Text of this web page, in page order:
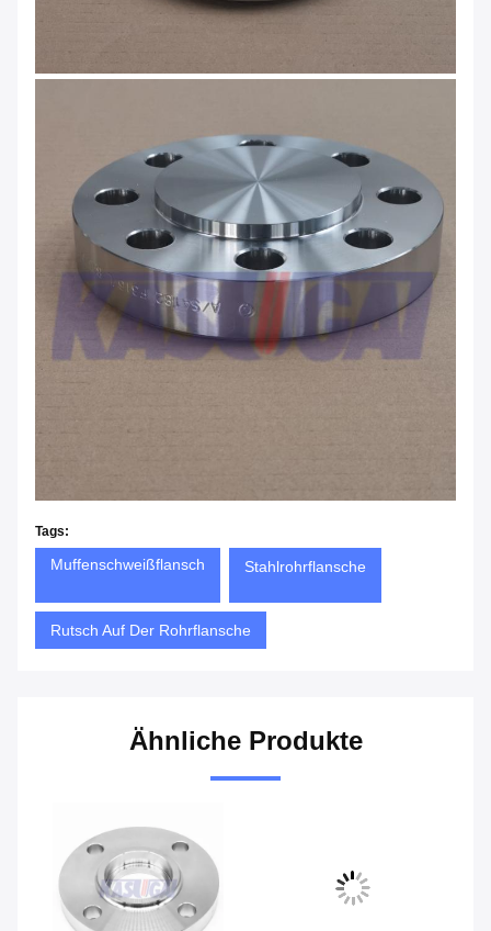
Tags:
Muffenschweißflansch Stahlrohrflansche
Rutsch Auf Der Rohrflansche
Ähnliche Produkte